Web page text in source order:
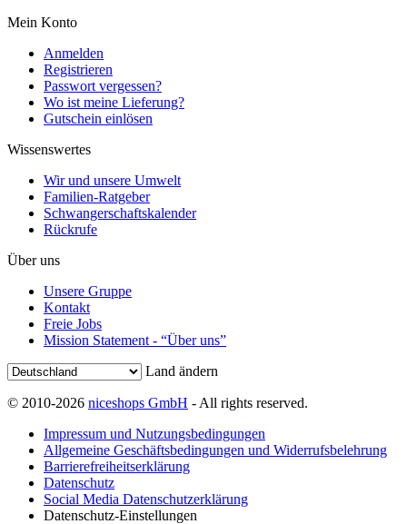
Mein Konto
Anmelden
Registrieren
Passwort vergessen?
Wo ist meine Lieferung?
Gutschein einlösen
Wissenswertes
Wir und unsere Umwelt
Familien-Ratgeber
Schwangerschaftskalender
Rückrufe
Über uns
Unsere Gruppe
Kontakt
Freie Jobs
Mission Statement - “Über uns”
Land ändern
© 2010-2026 niceshops GmbH - All rights reserved.
Impressum und Nutzungsbedingungen
Allgemeine Geschäftsbedingungen und Widerrufsbelehrung
Barrierefreiheitserklärung
Datenschutz
Social Media Datenschutzerklärung
Datenschutz-Einstellungen